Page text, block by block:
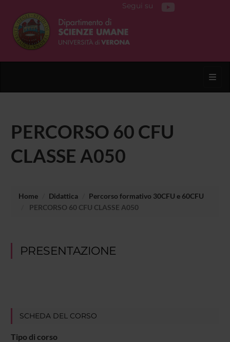
Segui su
PERCORSO 60 CFU
CLASSE A050
Home Didattica
Percorso formativo 30CFU e 60CFU
PERCORSO 60 CFU CLASSE A050
PRESENTAZIONE
SCHEDA DEL CORSO
Tipo di corso